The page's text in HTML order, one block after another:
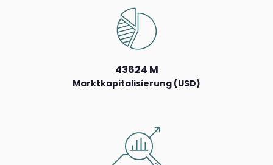
43624 M
Marktkapitalisierung (USD)